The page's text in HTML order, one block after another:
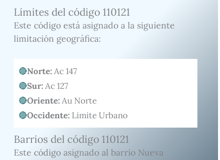
Límites del código 110121
Este código está asignado a la siguiente
limitación geográfica:
Norte:Ac 147
Sur:Ac 127
Oriente:Au Norte
Occidente:Limite Urbano
Barrios del código 110121
Este código asignado al barrio Nueva